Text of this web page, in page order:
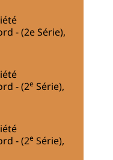
- (2e Série),
- (2e Série),
- (2e Série),